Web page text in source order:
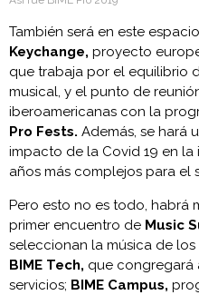
También será en este
Keychange, proyecto
que trabaja por el equilibrio
musical, y el punto de
iberoamericanas con la
Pro Fests. Además, se hará
impacto de la Covid 19 en
años más complejos para el
Pero esto no es todo, habrá
primer encuentro de Music
seleccionan la música de
BIME Tech, que congregará
servicios; BIME Campus,